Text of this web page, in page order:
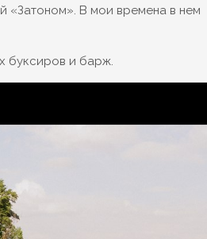
«Затоном». В мои времена в нем
буксиров и барж.